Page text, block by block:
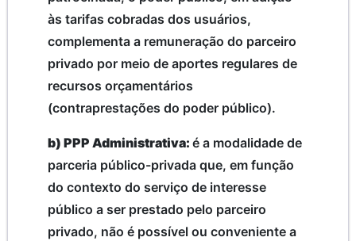
às tarifas cobradas dos usuários,
complementa a remuneração do parceiro
privado por meio de aportes regulares de
recursos orçamentários
(contraprestações do poder público).
b) PPP Administrativa: é a modalidade de
parceria público-privada que, em função
do contexto do serviço de interesse
público a ser prestado pelo parceiro
privado, não é possível ou conveniente a